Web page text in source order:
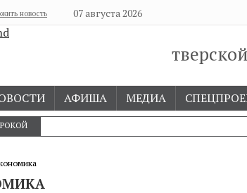
новость 07 августа 2026
АФИША МЕДИА